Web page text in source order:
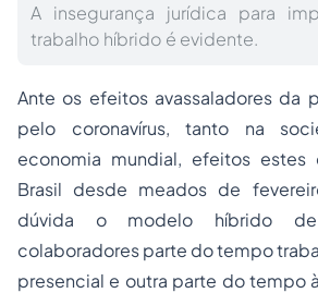
A insegurança jurídica para
trabalho híbrido é evidente.
Ante os efeitos avassaladores da
pelo coronavírus, tanto na
economia mundial, efeitos estes
Brasil desde meados de
dúvida o modelo híbrido
colaboradores parte do tempo
presencial e outra parte do tempo